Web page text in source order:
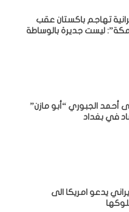
تهاجم باكستان عقب
مكة”: ليست جديرة بالوساطة
أحمد الجبوري “أبو مازن”
في بغداد
يدعو امريكا الى